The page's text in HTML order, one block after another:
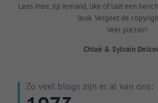
Lees mee, tip iemand, like of laat een
leuk. Vergeet de
Veel plezier!
Chloé & Sylvain
Zo veel blogs zijn er al van ons: